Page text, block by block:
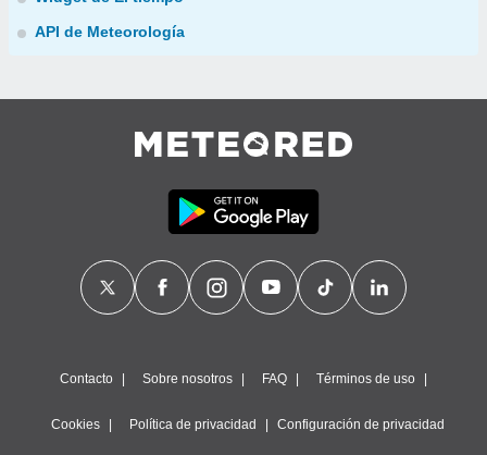
API de Meteorología
Contacto Sobre nosotros FAQ Términos de uso
Cookies Política de privacidad Configuración de privacidad